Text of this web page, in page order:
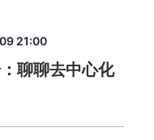
21:00
聊聊去中心化